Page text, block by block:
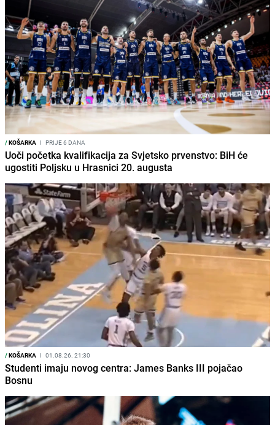
/KOŠARKA I PRIJE 6 DANA
Uoči početka kvalifikacija za Svjetsko prvenstvo: BiH će
ugostiti Poljsku u Hrasnici 20. augusta
/KOŠARKA I 01.08.26. 21:30
Studenti imaju novog centra: James Banks III pojačao
Bosnu